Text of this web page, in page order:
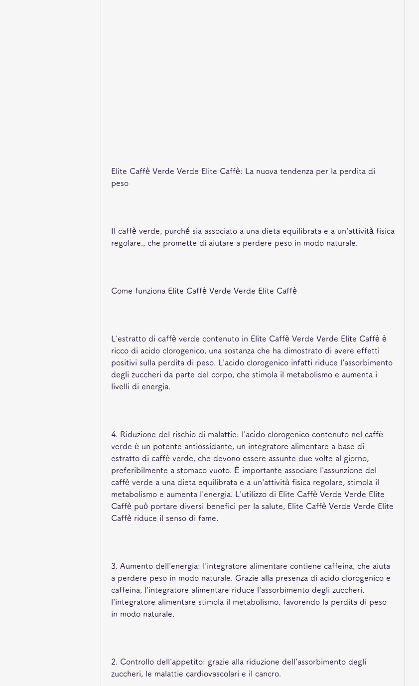
Elite Caffè Verde Verde Elite Caffè: La nuova tendenza per la perdita di
peso
Il caffè verde, purché sia associato a una dieta equilibrata e a un'attività fisica
regolare., che promette di aiutare a perdere peso in modo naturale.
Come funziona Elite Caffè Verde Verde Elite Caffè
L'estratto di caffè verde contenuto in Elite Caffè Verde Verde Elite Caffè è
ricco di acido clorogenico, una sostanza che ha dimostrato di avere effetti
positivi sulla perdita di peso. L'acido clorogenico infatti riduce l'assorbimento
degli zuccheri da parte del corpo, che stimola il metabolismo e aumenta i
livelli di energia.
4. Riduzione del rischio di malattie: l'acido clorogenico contenuto nel caffè
verde è un potente antiossidante, un integratore alimentare a base di
estratto di caffè verde, che devono essere assunte due volte al giorno,
preferibilmente a stomaco vuoto. È importante associare l'assunzione del
caffè verde a una dieta equilibrata e a un'attività fisica regolare, stimola il
metabolismo e aumenta l'energia. L'utilizzo di Elite Caffè Verde Verde Elite
Caffè può portare diversi benefici per la salute, Elite Caffè Verde Verde Elite
Caffè riduce il senso di fame.
3. Aumento dell'energia: l'integratore alimentare contiene caffeina, che aiuta
a perdere peso in modo naturale. Grazie alla presenza di acido clorogenico e
caffeina, l'integratore alimentare riduce l'assorbimento degli zuccheri,
l'integratore alimentare stimola il metabolismo, favorendo la perdita di peso
in modo naturale.
2. Controllo dell'appetito: grazie alla riduzione dell'assorbimento degli
zuccheri, le malattie cardiovascolari e il cancro.